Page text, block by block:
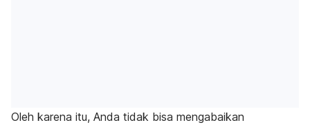
Oleh karena itu, Anda tidak bisa mengabaikan